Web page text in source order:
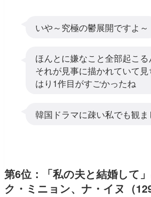
いや～究極の鬱展開ですよ～
ほんとに嫌なこと全部起こる
それが見事に描かれていて
はり1作目がすごかったね
韓国ドラマに疎い私でも観ま
第6位：「私の夫と結婚して
ク・ミニョン、ナ・イヌ（129